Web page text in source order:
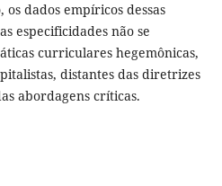
dados empíricos dessas
especificidades não se
curriculares hegemônicas,
distantes das diretrizes
abordagens críticas.